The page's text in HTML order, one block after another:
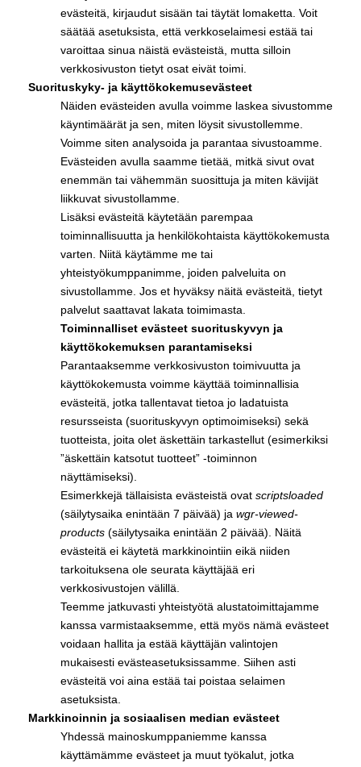
evästeitä, kirjaudut sisään tai täytät lomaketta. Voit
säätää asetuksista, että verkkoselaimesi estää tai
varoittaa sinua näistä evästeistä, mutta silloin
verkkosivuston tietyt osat eivät toimi.
Suorituskyky- ja käyttökokemusevästeet
Näiden evästeiden avulla voimme laskea sivustomme
käyntimäärät ja sen, miten löysit sivustollemme.
Voimme siten analysoida ja parantaa sivustoamme.
Evästeiden avulla saamme tietää, mitkä sivut ovat
enemmän tai vähemmän suosittuja ja miten kävijät
liikkuvat sivustollamme.
Lisäksi evästeitä käytetään parempaa
toiminnallisuutta ja henkilökohtaista käyttökokemusta
varten. Niitä käytämme me tai
yhteistyökumppanimme, joiden palveluita on
sivustollamme. Jos et hyväksy näitä evästeitä, tietyt
palvelut saattavat lakata toimimasta.
Toiminnalliset evästeet suorituskyvyn ja
käyttökokemuksen parantamiseksi
Parantaaksemme verkkosivuston toimivuutta ja
käyttökokemusta voimme käyttää toiminnallisia
evästeitä, jotka tallentavat tietoa jo ladatuista
resursseista (suorituskyvyn optimoimiseksi) sekä
tuotteista, joita olet äskettäin tarkastellut (esimerkiksi
”äskettäin katsotut tuotteet” -toiminnon
näyttämiseksi).
Esimerkkejä tällaisista evästeistä ovat scriptsloaded
(säilytysaika enintään 7 päivää) ja wgr-viewed-
products (säilytysaika enintään 2 päivää). Näitä
evästeitä ei käytetä markkinointiin eikä niiden
tarkoituksena ole seurata käyttäjää eri
verkkosivustojen välillä.
Teemme jatkuvasti yhteistyötä alustatoimittajamme
kanssa varmistaaksemme, että myös nämä evästeet
voidaan hallita ja estää käyttäjän valintojen
mukaisesti evästeasetuksissamme. Siihen asti
evästeitä voi aina estää tai poistaa selaimen
asetuksista.
Markkinoinnin ja sosiaalisen median evästeet
Yhdessä mainoskumppaniemme kanssa
käyttämämme evästeet ja muut työkalut, jotka